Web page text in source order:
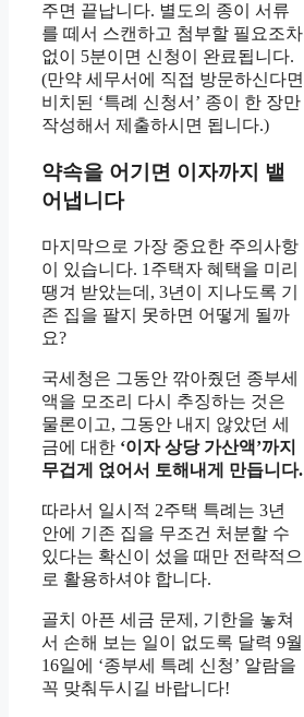
주면 끝납니다. 별도의 종이 서류
를 떼서 스캔하고 첨부할 필요조차
없이 5분이면 신청이 완료됩니다.
(만약 세무서에 직접 방문하신다면
비치된 ‘특례 신청서’ 종이 한 장만
작성해서 제출하시면 됩니다.)
약속을 어기면 이자까지 뱉
어냅니다
마지막으로 가장 중요한 주의사항
이 있습니다. 1주택자 혜택을 미리
땡겨 받았는데, 3년이 지나도록 기
존 집을 팔지 못하면 어떻게 될까
요?
국세청은 그동안 깎아줬던 종부세
액을 모조리 다시 추징하는 것은
물론이고, 그동안 내지 않았던 세
금에 대한 ‘이자 상당 가산액’까지
무겁게 얹어서 토해내게 만듭니다.
따라서 일시적 2주택 특례는 3년
안에 기존 집을 무조건 처분할 수
있다는 확신이 섰을 때만 전략적으
로 활용하셔야 합니다.
골치 아픈 세금 문제, 기한을 놓쳐
서 손해 보는 일이 없도록 달력 9월
16일에 ‘종부세 특례 신청’ 알람을
꼭 맞춰두시길 바랍니다!